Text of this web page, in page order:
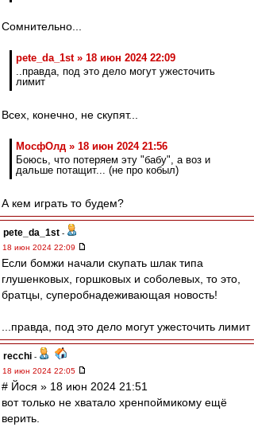
Сомнительно...
pete_da_1st » 18 июн 2024 22:09
..правда, под это дело могут ужесточить
лимит
Всех, конечно, не скупят...
МосфОлд » 18 июн 2024 21:56
Боюсь, что потеряем эту "бабу", а воз и
дальше потащит... (не про кобыл)
А кем играть то будем?
pete_da_1st -
18 июн 2024 22:09
Если бомжи начали скупать шлак типа
глушенковых, горшковых и соболевых, то это,
братцы, суперобнадеживающая новость!
...правда, под это дело могут ужесточить лимит
recchi -
18 июн 2024 22:05
# Йося » 18 июн 2024 21:51
вот только не хватало хренпоймикому ещё
верить.